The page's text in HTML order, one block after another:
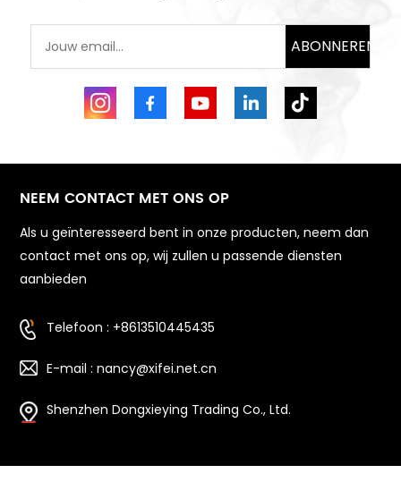
ABONNEREN
NEEM CONTACT MET ONS OP
Als u geïnteresseerd bent in onze producten, neem dan
contact met ons op, wij zullen u passende diensten
aanbieden
Telefoon : +8613510445435
E-mail : nancy@xifei.net.cn
Shenzhen Dongxieying Trading Co., Ltd.